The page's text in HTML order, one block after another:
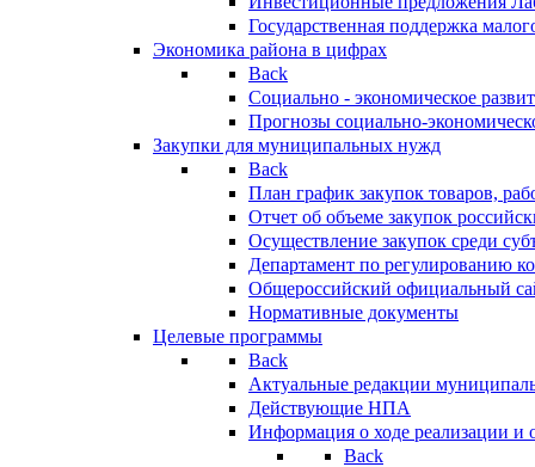
Государственная поддержка
Экономика района в цифрах
Back
Социально - экономическое
Прогнозы социально-
Закупки для муниципальных нужд
Back
План график закупок товаров,
Отчет об объеме закупок
Осуществление закупок среди
Департамент по регулированию
Общероссийский официальный
Нормативные документы
Целевые программы
Back
Актуальные редакции
Действующие НПА
Информация о ходе реализации
Back